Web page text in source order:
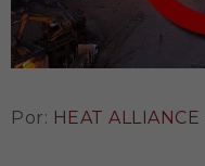
Por: HEAT ALLIANCE